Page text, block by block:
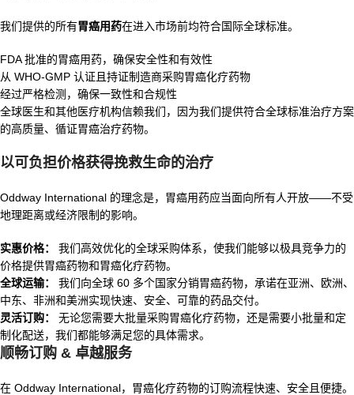
我们提供的所有胃癌用药在进入市场前均符合国际全球标准。
FDA 批准的胃癌用药，确保安全性和有效性
从 WHO-GMP 认证且持证制造商采购胃癌化疗药物
经过严格检测，确保一致性和合规性
全球医生和其他医疗机构信赖我们，因为我们提供符合全球标准治疗方案
的高质量、循证胃癌治疗药物。
以可负担价格获得挽救生命的治疗
Oddway International 的理念是，胃癌用药应当面向所有人开放——不受
地理距离或经济限制的影响。
实惠价格： 我们高效优化的全球采购体系，使我们能够以极具竞争力的
价格提供胃癌药物和胃癌化疗药物。
全球运输： 我们向全球 60 多个国家分销胃癌药物，承诺在亚洲、欧洲、
中东、非洲和美洲实现快速、安全、可靠的药品交付。
灵活订购：
无论您需要大批量采购胃癌化疗药物，还是需要小批量和定
制化配送，我们都能够满足您的具体需求。
顺畅订购 & 卓越服务
在 Oddway International，胃癌化疗药物的订购流程快速、安全且便捷。